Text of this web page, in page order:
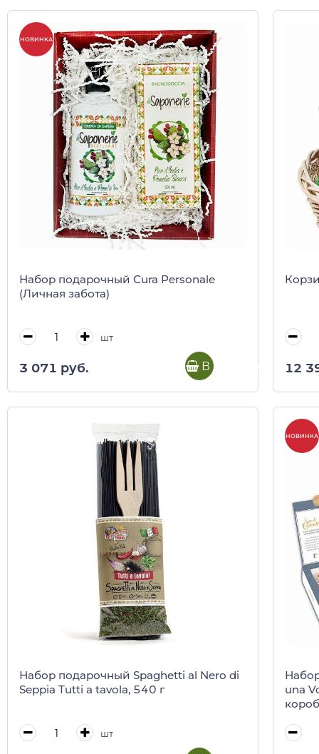
НОВИНКА
Набор подарочный Cura Personale
(Личная забота)
шт
3 071 руб. В корзину 12
Набор подарочный Spaghetti al Nero di
Seppia Tutti a tavola, 540 г
шт
НОВИНКА
una